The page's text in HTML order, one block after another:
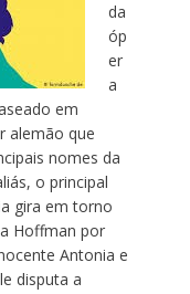
da
óp
er
a
em
alemão que
nomes da
o principal
gira em torno
Hoffman por
Antonia e
disputa a